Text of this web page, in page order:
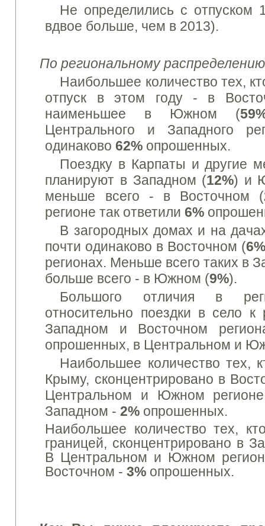
Не определились с отпуском
вдвое больше, чем в 2013).
По региональному распределению
Наибольшее количество тех,
отпуск в
этом году - в
наименьшее
в Южном (
Центрального и
Западного
одинаково 62% опрошенных.
Поездку в Карпаты и другие
планируют в Западном (12%) и
меньше всего - в
Восточном (
регионе так ответили 6%
В загородных домах и на
почти одинаково в Восточном (
регионах. Меньше всего таких в
больше всего - в Южном (9%).
Большого отличия в
относительно поездки в село к
Западном и Восточном
опрошенных, в Центральном и
Наибольшее количество тех,
Крыму, сконцентрировано в
Центральном
и Южном
Западном - 2% опрошенных.
Наибольшее количество тех,
границей, сконцентрировано в
В Центральном и Южном
Восточном - 3% опрошенных.